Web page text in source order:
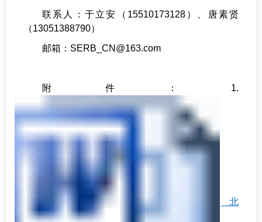
联系人：于立安（15510173128）、唐素贤
（13051388790）
邮箱：SERB_CN@163.com
附件：1.
北